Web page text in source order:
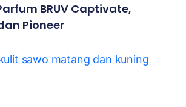
BRUV Captivate,
Pioneer